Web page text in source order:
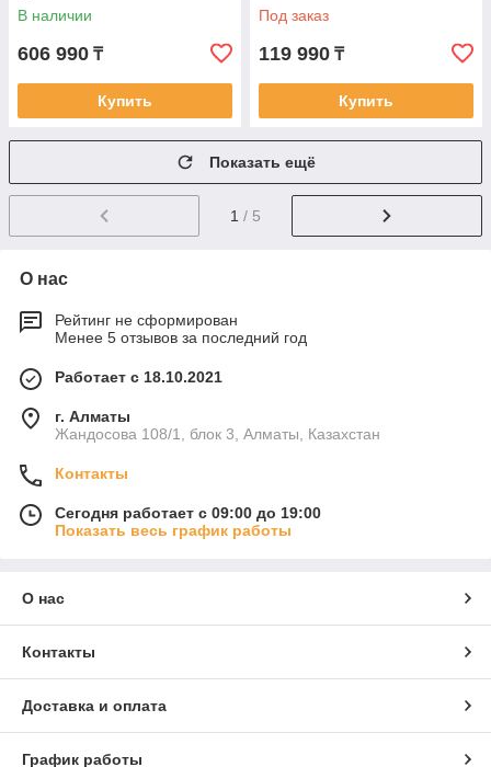
В наличии
606 990 ₸
Купить
Под заказ
119 990 ₸
Купить
Показать ещё
1 / 5
О нас
Рейтинг не сформирован
Менее 5 отзывов за последний год
Работает с 18.10.2021
г. Алматы
Жандосова 108/1, блок 3, Алматы, Казахстан
Контакты
Сегодня работает с 09:00 до 19:00
Показать весь график работы
О нас
Контакты
Доставка и оплата
График работы